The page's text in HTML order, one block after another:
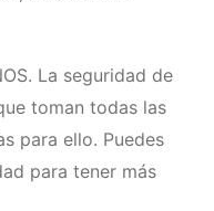
La seguridad de
toman todas las
para ello. Puedes
para tener más